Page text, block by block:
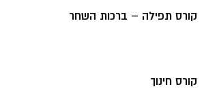
קורס תפילה – ברכות השחר
קורס חינוך